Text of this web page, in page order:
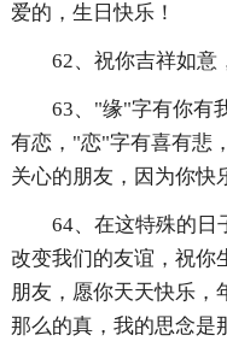
爱的，生日快乐！
62、祝你吉祥如意
63、"缘"字有你有
有恋，"恋"字有喜有悲
关心的朋友，因为你快
64、在这特殊的日
改变我们的友谊，祝你
朋友，愿你天天快乐，
那么的真，我的思念是